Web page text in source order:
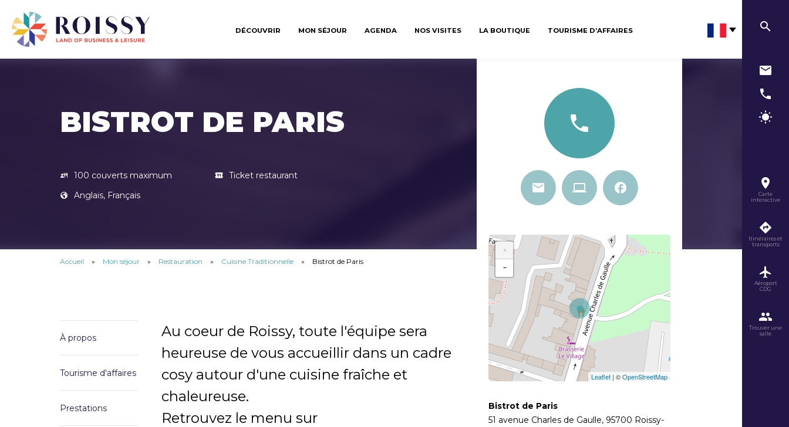
Carte
interactive
Itinéraires et
transports
Aéroport
CDG
Trouver une
salle
DÉCOUVRIR MON SÉJOUR AGENDA NOS VISITES LA BOUTIQUE TOURISME D’AFFAIRES
BISTROT DE PARIS
100 couverts maximum
Ticket restaurant
Anglais, Français
Accueil » Mon séjour » Restauration » Cuisine Traditionnelle » Bistrot de Paris
À propos
Tourisme d'affaires
Prestations
Au coeur de Roissy, toute l'équipe sera
heureuse de vous accueillir dans un cadre
cosy autour d'une cuisine fraîche et
chaleureuse.
Retrouvez le menu sur
+
−
Leaflet | ©OpenStreetMap
Bistrot de Paris
51 avenue Charles de Gaulle, 95700 Roissy-